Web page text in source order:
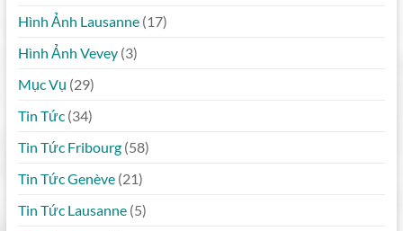
Hình Ảnh Lausanne(17)
Hình Ảnh Vevey(3)
Mục Vụ (29)
Tin Tức(34)
Tin Tức Fribourg(58)
Tin Tức Genève(21)
Tin Tức Lausanne(5)